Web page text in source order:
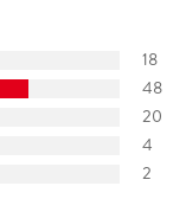
18
48
20
4
2